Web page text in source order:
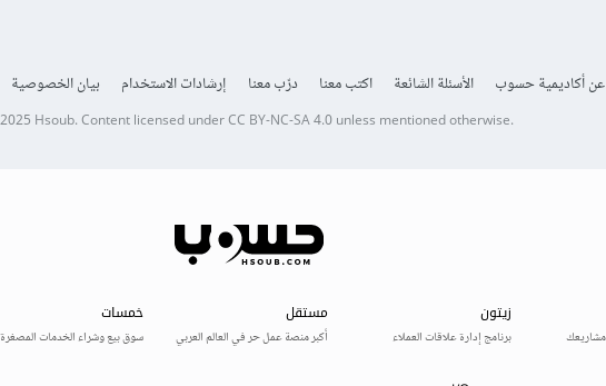
عن أكاديمية حسوب الأسئلة الشائعة اكتب معنا درّب معنا إرشادات الاستخدام بيان الخصوصية
Hsoub.Content licensed underCC BY-NC-SA 4.0unless mentioned otherwise.